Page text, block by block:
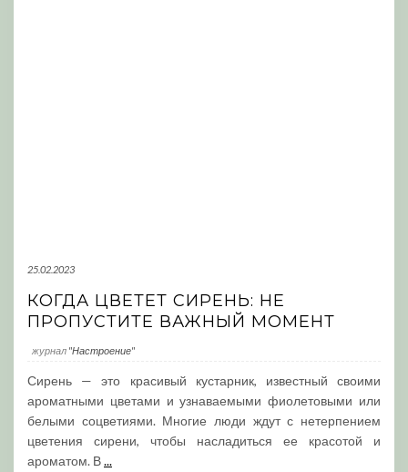
25.02.2023
КОГДА ЦВЕТЕТ СИРЕНЬ: НЕ
ПРОПУСТИТЕ ВАЖНЫЙ МОМЕНТ
журнал "Настроение"
Сирень — это красивый кустарник, известный своими
ароматными цветами и узнаваемыми фиолетовыми или
белыми соцветиями. Многие люди ждут с нетерпением
цветения сирени, чтобы насладиться ее красотой и
ароматом. В...